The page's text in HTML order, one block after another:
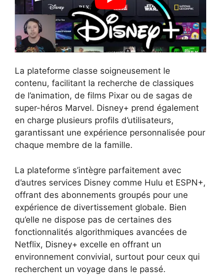
La plateforme classe soigneusement le
contenu, facilitant la recherche de classiques
de l’animation, de films Pixar ou de sagas de
super-héros Marvel. Disney+ prend également
en charge plusieurs profils d’utilisateurs,
garantissant une expérience personnalisée pour
chaque membre de la famille.
La plateforme s’intègre parfaitement avec
d’autres services Disney comme Hulu et ESPN+,
offrant des abonnements groupés pour une
expérience de divertissement globale. Bien
qu’elle ne dispose pas de certaines des
fonctionnalités algorithmiques avancées de
Netflix, Disney+ excelle en offrant un
environnement convivial, surtout pour ceux qui
recherchent un voyage dans le passé.